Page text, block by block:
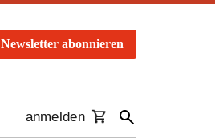
Newsletter abonnieren
anmelden